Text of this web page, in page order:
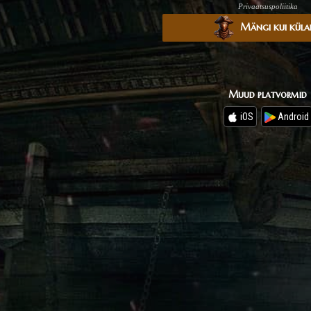
Privaatsuspoliitika
Mängi kui
Muud platvormid
iOS Android